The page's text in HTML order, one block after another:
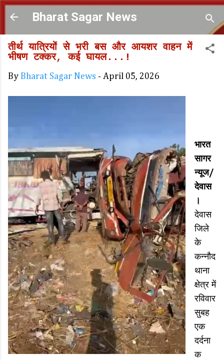
Skip to main content
Bharat Sagar News
तीर्थ यात्रियों से भरी बस और आयशर वाहन में
भीषण टक्कर, कई घायल...!
By Bharat Sagar News - April 05, 2026
भारत
सागर
न्यूज/
देवास
।
देवास
जिले
के
कन्नौद
थाना
क्षेत्र में
रविवार
सुबह
एक
दर्दना
क